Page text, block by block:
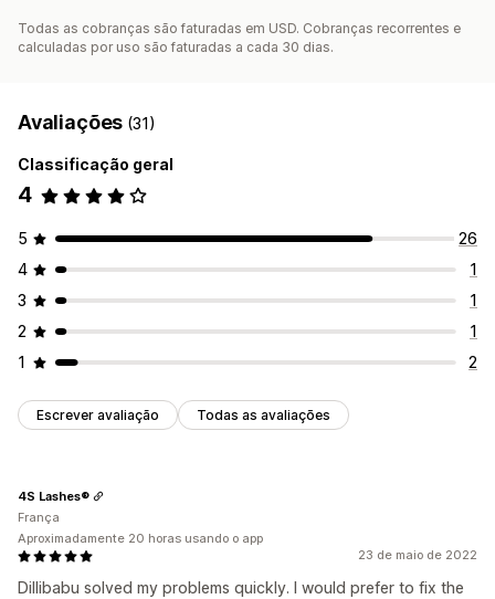
Todas as cobranças são faturadas em USD. Cobranças recorrentes e
calculadas por uso são faturadas a cada 30 dias.
Avaliações (31)
Classificação geral
4
5
26
4
1
3
1
2
1
1
2
Escrever avaliação Todas as avaliações
23 de maio de 2022
Dillibabu solved my problems quickly. I would prefer to fix the
4S Lashes®
França
Aproximadamente 20 horas usando o app